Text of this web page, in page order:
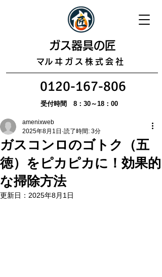
​ガス器具の匠
​マルヰガス株式会社
0120-167-806
受付時間 8：30～18：00
ガスコンロのゴトク（五
徳）をピカピカに！効果的
な掃除方法
amenixweb
2025年8月1日 読了時間: 3分
更新日： 2025年8月1日